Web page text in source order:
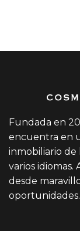
Fundada en
encuentra en
inmobiliario de
varios
desde
oportunidades.